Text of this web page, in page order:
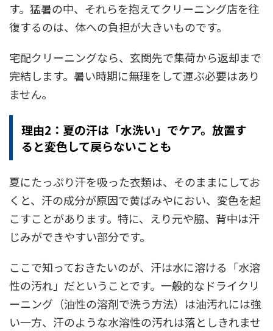
す。猛暑の中、それらを抱えてクリーニング店を往
復するのは、体への負担が大きいものです。
宅配クリーニングなら、玄関先で集荷から返却まで
完結します。暑い時期に無理をして運ぶ必要はあり
ません。
理由2：夏の汗は「水洗い」でケア。放置す
ると変色して戻らないことも
夏にたっぷり汗を吸った衣類は、そのままにしてお
くと、汗の成分が原因で黄ばみやにおい、変色を起
こすことがあります。特に、えり元や脇、背中は汗
じみができやすい部分です。
ここで知っておきたいのが、汗は水に溶ける「水溶
性の汚れ」だということです。一般的なドライクリ
ーニング（油性の溶剤で洗う方法）は油汚れには強
い一方、汗のような水溶性の汚れは落としきれませ